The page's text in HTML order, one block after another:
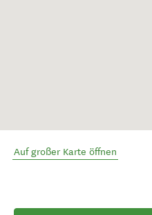
Auf großer Karte öffnen